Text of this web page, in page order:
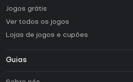
Jogos grátis
Ver todos os jogos
Lojas de jogos e cupões
Guias